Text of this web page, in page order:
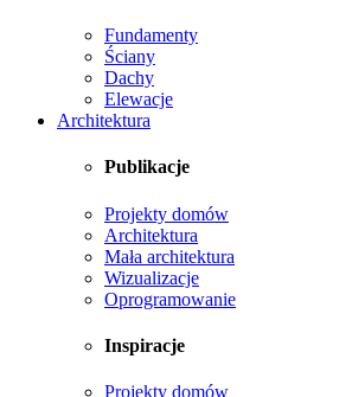
Fundamenty
Ściany
Dachy
Elewacje
Architektura
Publikacje
Projekty domów
Architektura
Mała architektura
Wizualizacje
Oprogramowanie
Inspiracje
Projekty domów